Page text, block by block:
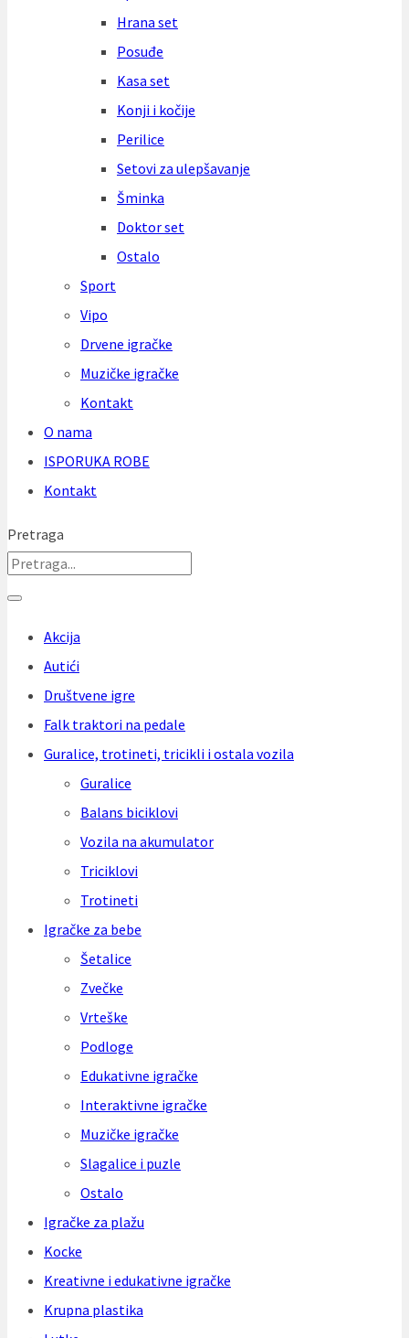
Hrana set
Posuđe
Kasa set
Konji i kočije
Perilice
Setovi za ulepšavanje
Šminka
Doktor set
Ostalo
Sport
Vipo
Drvene igračke
Muzičke igračke
Kontakt
O nama
ISPORUKA ROBE
Kontakt
Pretraga
Akcija
Autići
Društvene igre
Falk traktori na pedale
Guralice, trotineti, tricikli i ostala vozila
Guralice
Balans biciklovi
Vozila na akumulator
Triciklovi
Trotineti
Igračke za bebe
Šetalice
Zvečke
Vrteške
Podloge
Edukativne igračke
Interaktivne igračke
Muzičke igračke
Slagalice i puzle
Ostalo
Igračke za plažu
Kocke
Kreativne i edukativne igračke
Krupna plastika